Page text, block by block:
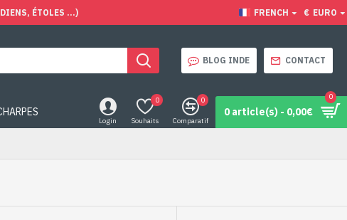
ÉTOLES ...) FRENCH € EURO
BLOG INDE CONTACT
Login Souhaits
0
Comparatif
0
0 article(s) - 0,00€
0